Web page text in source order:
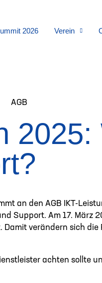
2026 Verein
an den AGB IKT-
Support. Am 17. März
verändern sich
achten sollte